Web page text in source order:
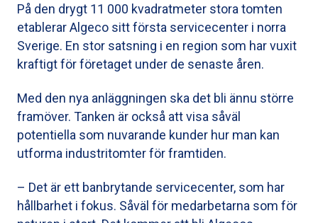
På den drygt 11 000 kvadratmeter stora tomten
etablerar Algeco sitt första servicecenter i norra
Sverige. En stor satsning i en region som har vuxit
kraftigt för företaget under de senaste åren.
Med den nya anläggningen ska det bli ännu större
framöver. Tanken är också att visa såväl
potentiella som nuvarande kunder hur man kan
utforma industritomter för framtiden.
– Det är ett banbrytande servicecenter, som har
hållbarhet i fokus. Såväl för medarbetarna som för